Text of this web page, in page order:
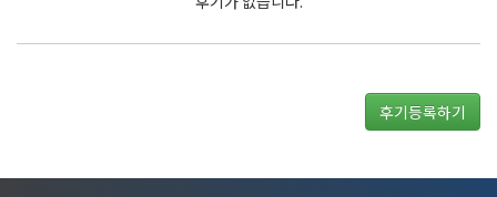
후기등록하기